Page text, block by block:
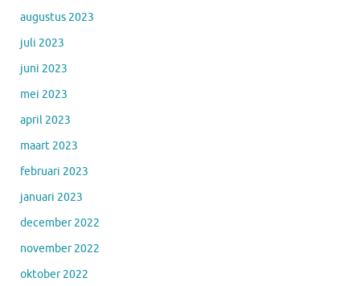
augustus 2023
juli 2023
juni 2023
mei 2023
april 2023
maart 2023
februari 2023
januari 2023
december 2022
november 2022
oktober 2022